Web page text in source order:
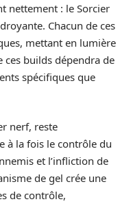
nettement : le Sorcier
Chacun de ces
mettant en lumière
ces builds dépendra de
spécifiques que
nerf, reste
à la fois le contrôle du
et l’infliction de
de gel crée une
de contrôle,